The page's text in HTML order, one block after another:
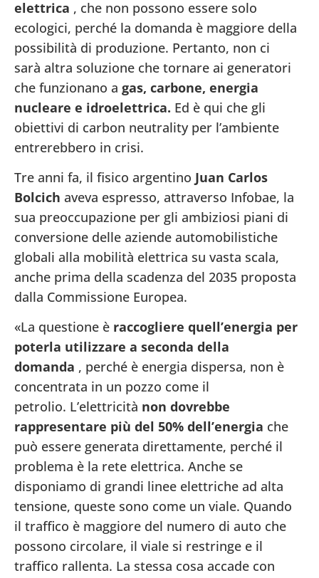
elettrica , che non possono essere solo
ecologici, perché la domanda è maggiore della
possibilità di produzione. Pertanto, non ci
sarà altra soluzione che tornare ai generatori
che funzionano a gas, carbone, energia
nucleare e idroelettrica. Ed è qui che gli
obiettivi di carbon neutrality per l’ambiente
entrerebbero in crisi.
Tre anni fa, il fisico argentino Juan Carlos
Bolcich aveva espresso, attraverso Infobae, la
sua preoccupazione per gli ambiziosi piani di
conversione delle aziende automobilistiche
globali alla mobilità elettrica su vasta scala,
anche prima della scadenza del 2035 proposta
dalla Commissione Europea.
«La questione è raccogliere quell’energia per
poterla utilizzare a seconda della
domanda , perché è energia dispersa, non è
concentrata in un pozzo come il
petrolio. L’elettricità non dovrebbe
rappresentare più del 50% dell’energia che
può essere generata direttamente, perché il
problema è la rete elettrica. Anche se
disponiamo di grandi linee elettriche ad alta
tensione, queste sono come un viale. Quando
il traffico è maggiore del numero di auto che
possono circolare, il viale si restringe e il
traffico rallenta. La stessa cosa accade con